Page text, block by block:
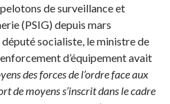
de surveillance et
(PSIG) depuis mars
député socialiste, le ministre de
d’équipement avait
des forces de l’ordre face aux
de moyens s’inscrit dans le cadre